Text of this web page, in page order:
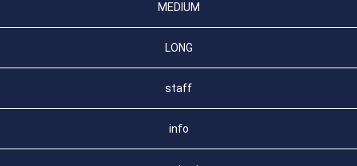
MEDIUM
LONG
staff
info